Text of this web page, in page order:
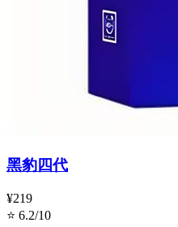
黑豹四代
¥219
⭐ 6.2/10